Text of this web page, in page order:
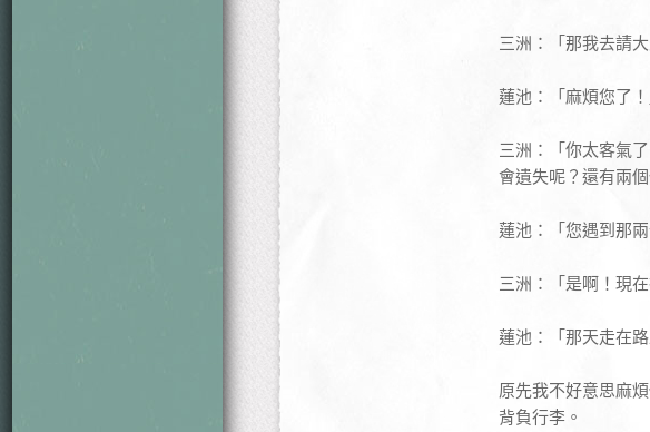
三洲：「那我去請
蓮池：「麻煩您了！
三洲：「你太客氣
會遺失呢？還有兩
蓮池：「您遇到那兩
三洲：「是啊！現
蓮池：「那天走在
原先我不好意思麻
背負行李。